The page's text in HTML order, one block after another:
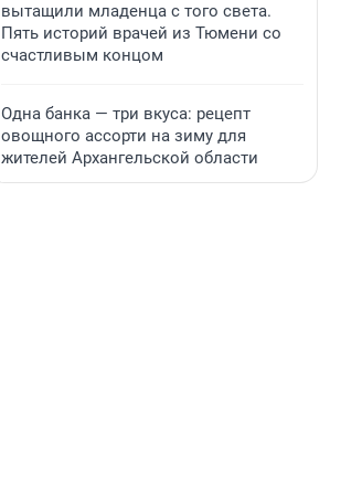
вытащили младенца с того света.
Пять историй врачей из Тюмени со
счастливым концом
Одна банка — три вкуса: рецепт
овощного ассорти на зиму для
жителей Архангельской области